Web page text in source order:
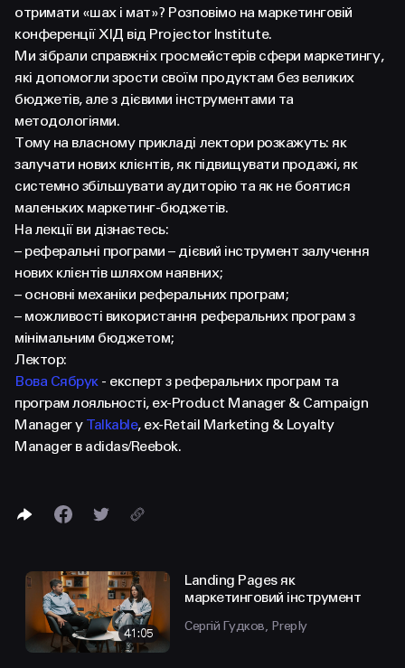
INSTAGRAM TELEGRAM YOUTUBE
FACEBOOK LINKEDIN
отримати «шах і мат»? Розповімо на маркетинговій
конференції ХІД від Projector Institute.
Ми зібрали справжніх гросмейстерів сфери маркетингу,
які допомогли зрости своїм продуктам без великих
бюджетів, але з дієвими інструментами та
методологіями.
Тому на власному прикладі лектори розкажуть: як
залучати нових клієнтів, як підвищувати продажі, як
системно збільшувати аудиторію та як не боятися
маленьких маркетинг-бюджетів.
На лекції ви дізнаєтесь:
– реферальні програми – дієвий інструмент залучення
нових клієнтів шляхом наявних;
– основні механіки реферальних програм;
– можливості використання реферальних програм з
мінімальним бюджетом;
Лектор:
Вова Сябрук- експерт з реферальних програм та
програм лояльності, ex-Product Manager & Campaign
Manager у Talkable, ex-Retail Marketing & Loyalty
Manager в adidas/Reebok.
41:05
Landing Pages як
маркетинговий інструмент
Сергій Гудков, Preply